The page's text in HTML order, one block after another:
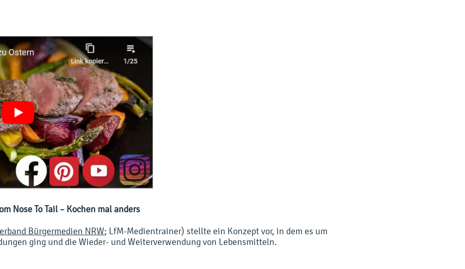
Nose To Tail – Kochen mal anders
Bürgermedien NRW; LfM-Medientrainer) stellte ein Konzept vor, in dem es um
ging und die Wieder- und Weiterverwendung von Lebensmitteln.